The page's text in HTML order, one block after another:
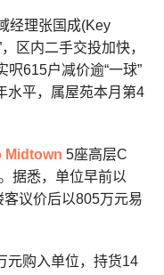
经理张国成(Key
区内二手交投加快，
呎615户减价逾“一球”
水平，属屋苑本月第4
Midtown 5座高层C
据悉，单位早前以
议价后以805万元易
元购入单位，持货14